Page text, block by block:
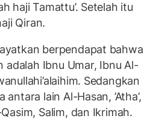
haji Tamattu’. Setelah itu
Qiran.
berpendapat bahwa
adalah Ibnu Umar, Ibnu Al-
Sedangkan
lain Al-Hasan, ’Atha’,
Salim, dan Ikrimah.